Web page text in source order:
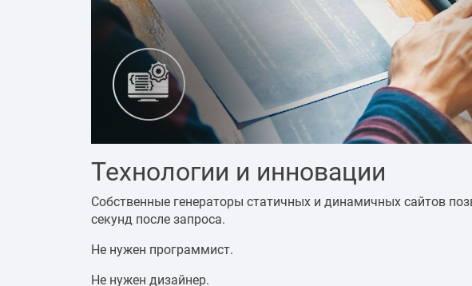
Технологии и инновации
Собственные генераторы статичных и динамичных сайтов
секунд после запроса.
Не нужен программист.
Не нужен дизайнер.